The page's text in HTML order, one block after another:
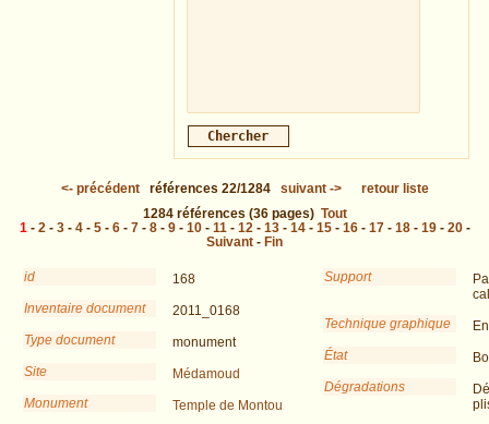
<- précédent références 22/1284 suivant->
retour liste
1284 références (36 pages) Tout
1 - 2 - 3- 4- 5- 6- 7- 8- 9- 10- 11 - 12 - 13- 14- 15- 16- 17- 18- 19- 20-
Suivant - Fin
id
168
Inventaire document
2011_0168
Type document
monument
Site
Médamoud
Monument
Temple de Montou
Support
Technique graphique
État
Dégradations